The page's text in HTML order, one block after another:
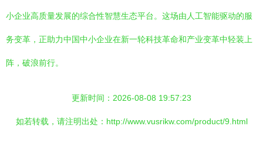
小企业高质量发展的综合性智慧生态平台。这场由人工智能驱动的服
务变革，正助力中国中小企业在新一轮科技革命和产业变革中轻装上
阵，破浪前行。
更新时间：2026-08-08 19:57:23
如若转载，请注明出处：http://www.vusrikw.com/product/9.html